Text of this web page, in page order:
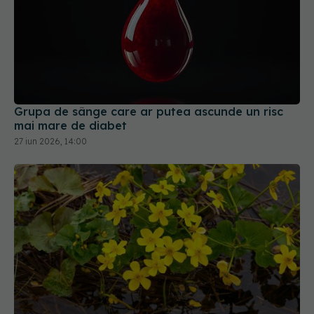
Grupa de sânge care ar putea ascunde un risc
mai mare de diabet
27 iun 2026, 14:00